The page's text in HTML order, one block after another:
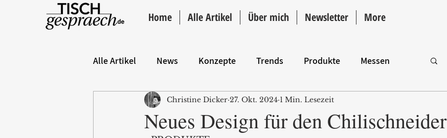
Home Alle Artikel Über mich Newsletter More
Alle Artikel News Konzepte Trends Produkte Messen
Hintergrund ANZEIGE Intro
Neues Design für den Chilischneider
Christine Dicker 27. Okt. 2024 1 Min. Lesezeit